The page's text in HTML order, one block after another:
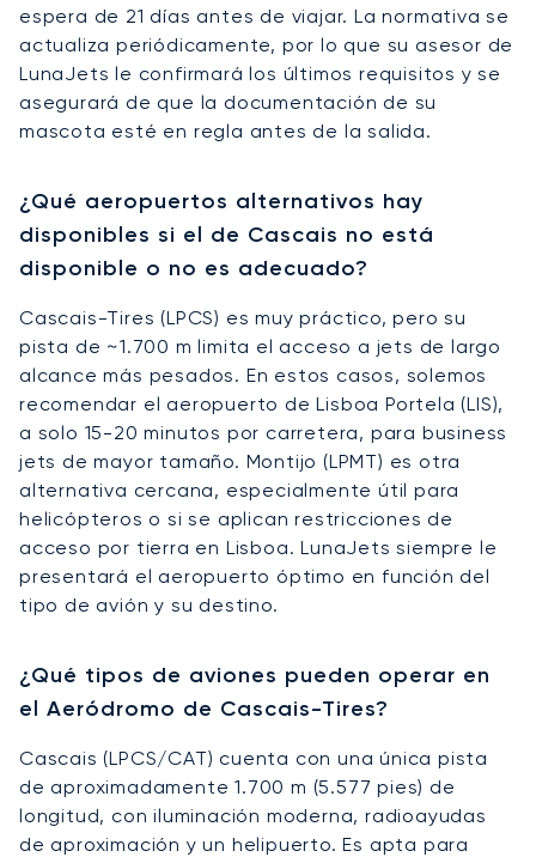
espera de 21 días antes de viajar. La normativa se
actualiza periódicamente, por lo que su asesor de
LunaJets le confirmará los últimos requisitos y se
asegurará de que la documentación de su
mascota esté en regla antes de la salida.
¿Qué aeropuertos alternativos hay
disponibles si el de Cascais no está
disponible o no es adecuado?
Cascais-Tires (LPCS) es muy práctico, pero su
pista de ~1.700 m limita el acceso a jets de largo
alcance más pesados. En estos casos, solemos
recomendar el aeropuerto de Lisboa Portela (LIS),
a solo 15-20 minutos por carretera, para business
jets de mayor tamaño. Montijo (LPMT) es otra
alternativa cercana, especialmente útil para
helicópteros o si se aplican restricciones de
acceso por tierra en Lisboa. LunaJets siempre le
presentará el aeropuerto óptimo en función del
tipo de avión y su destino.
¿Qué tipos de aviones pueden operar en
el Aeródromo de Cascais-Tires?
Cascais (LPCS/CAT) cuenta con una única pista
de aproximadamente 1.700 m (5.577 pies) de
longitud, con iluminación moderna, radioayudas
de aproximación y un helipuerto. Es apta para